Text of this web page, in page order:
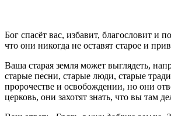
Бог спасёт вас, избавит, благословит
что они никогда не оставят старое и
Ваша старая земля может выглядеть,
старые песни, старые люди, старые
пророчестве и освобождении, но они
церковь, они захотят знать, что вы там